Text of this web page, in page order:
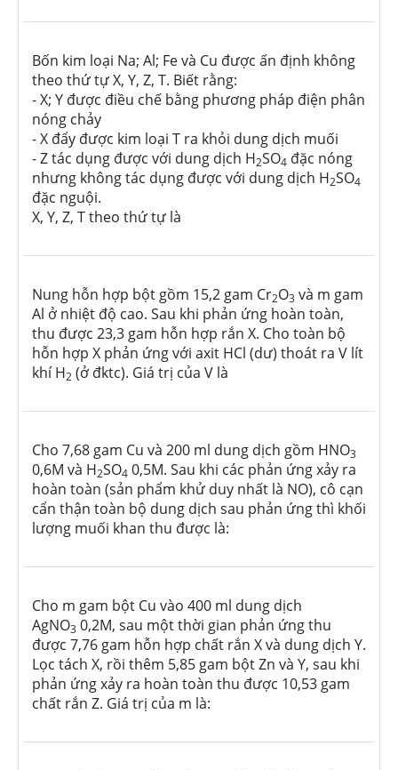
Bốn kim loại Na; Al; Fe và Cu được ấn định không
theo thứ tự X, Y, Z, T. Biết rằng:
- X; Y được điều chế bằng phương pháp điện phân
nóng chảy
- X đẩy được kim loại T ra khỏi dung dịch muối
- Z tác dụng được với dung dịch H2SO4 đặc nóng
nhưng không tác dụng được với dung dịch H2SO4
đặc nguội.
X, Y, Z, T theo thứ tự là
Nung hỗn hợp bột gồm 15,2 gam Cr2O3 và m gam
Al ở nhiệt độ cao. Sau khi phản ứng hoàn toàn,
thu được 23,3 gam hỗn hợp rắn X. Cho toàn bộ
hỗn hợp X phản ứng với axit HCl (dư) thoát ra V lít
khí H2 (ở đktc). Giá trị của V là
Cho 7,68 gam Cu và 200 ml dung dịch gồm HNO3
0,6M và H2SO4 0,5M. Sau khi các phản ứng xảy ra
hoàn toàn (sản phẩm khử duy nhất là NO), cô cạn
cẩn thận toàn bộ dung dịch sau phản ứng thì khối
lượng muối khan thu được là:
Cho m gam bột Cu vào 400 ml dung dịch
AgNO3 0,2M, sau một thời gian phản ứng thu
được 7,76 gam hỗn hợp chất rắn X và dung dịch Y.
Lọc tách X, rồi thêm 5,85 gam bột Zn và Y, sau khi
phản ứng xảy ra hoàn toàn thu được 10,53 gam
chất rắn Z. Giá trị của m là: